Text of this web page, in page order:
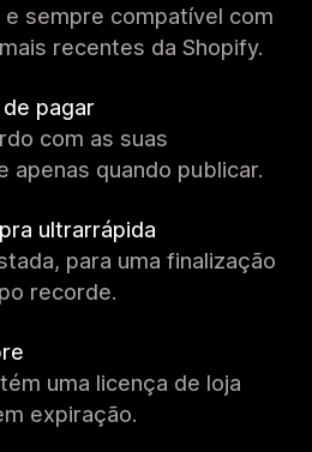
sempre compatível com
recentes da Shopify.
pagar
com as suas
apenas quando publicar.
ultrarrápida
para uma finalização
recorde.
uma licença de loja
expiração.